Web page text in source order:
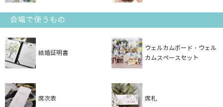
会場で使うもの
結婚証明書
ウェルカムボード・ウェル
カムスペースセット
席次表 席札